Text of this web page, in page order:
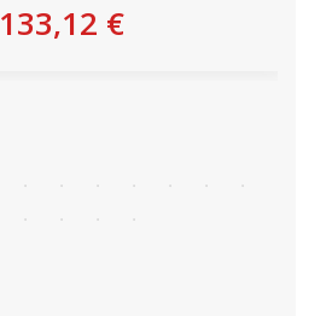
Personnaliser
133,12 €